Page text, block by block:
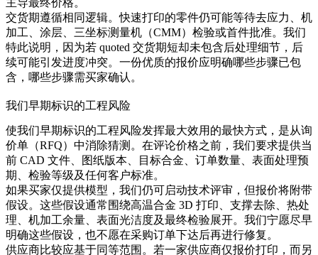
主导最终价格。
交货期遵循相同逻辑。快速打印的零件仍可能等待去应力、机
加工、涂层、三坐标测量机（CMM）检验或首件批准。我们
特此说明，因为若 quoted 交货期短却未包含后处理细节，后
续可能引发进度冲突。一份优质的报价应明确哪些步骤已包
含，哪些步骤需买家确认。
我们早期标识的工程风险
使我们早期标识的工程风险发挥最大效用的最快方式，是从询
价单（RFQ）中消除猜测。在评论价格之前，我们要求提供当
前 CAD 文件、图纸版本、目标合金、订单数量、表面处理预
期、检验等级及任何客户标准。
如果买家仅提供模型，我们仍可启动技术评审，但报价将附带
假设。这些假设通常围绕高温合金 3D 打印、支撑去除、热处
理、机加工余量、表面光洁度及最终检验展开。我们宁愿尽早
明确这些假设，也不愿在采购订单下达后再进行修复。
供应商比较应基于同等范围。若一家供应商仅报价打印，而另